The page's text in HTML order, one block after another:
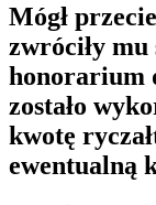
Mógł
zwróciły mu
honorarium
zostało
kwotę
ewentualną